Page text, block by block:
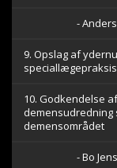
-
9. Opslag af
speciallægepraksis
10. Godkendelse
demensudredning
demensområdet
- Bo